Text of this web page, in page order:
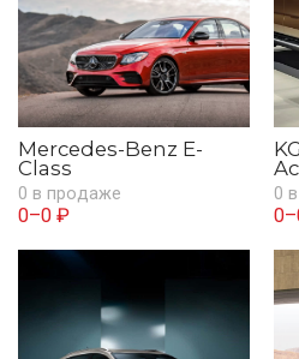
Mercedes-Benz E-
Class
0 в продаже
0–0 ₽
0